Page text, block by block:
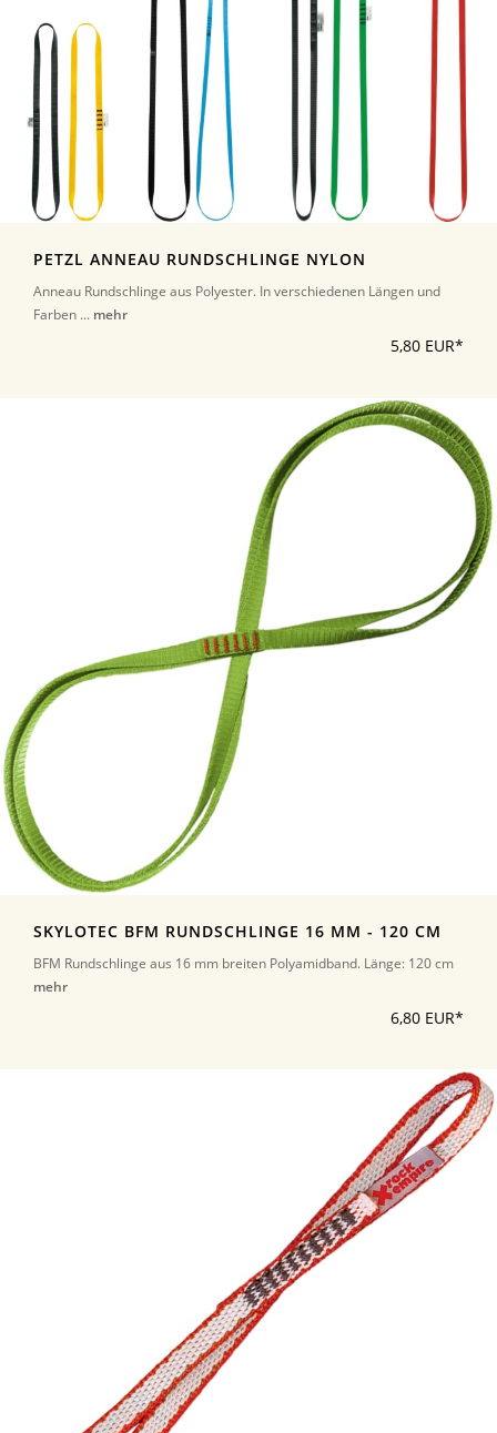
PETZL ANNEAU RUNDSCHLINGE NYLON
Anneau Rundschlinge aus Polyester. In verschiedenen Längen und
Farben ... mehr
5,80 EUR*
SKYLOTEC BFM RUNDSCHLINGE 16 MM - 120 CM
BFM Rundschlinge aus 16 mm breiten Polyamidband. Länge: 120 cm
mehr
6,80 EUR*